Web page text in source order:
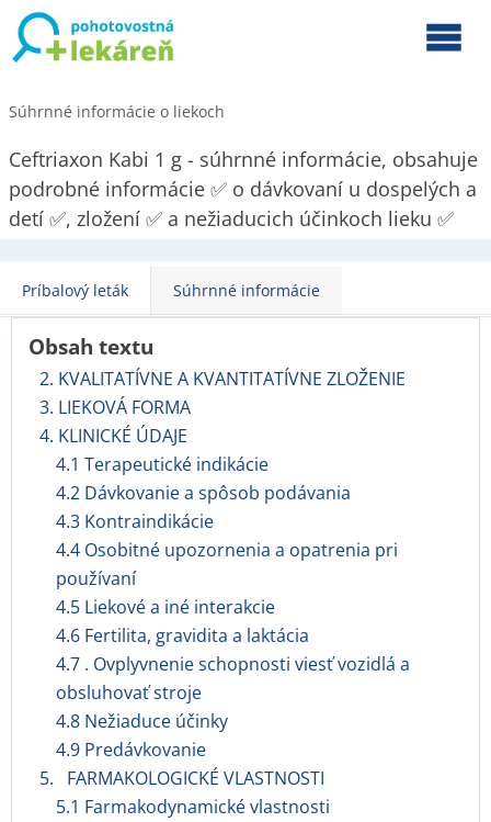
Súhrnné informácie o liekoch
Ceftriaxon Kabi 1 g - súhrnné informácie, obsahuje
podrobné informácie ✅ o dávkovaní u dospelých a
detí ✅, zložení ✅ a nežiaducich účinkoch lieku ✅
Príbalový leták Súhrnné informácie
Obsah textu
2. KVALITATÍVNE A KVANTITATÍVNE ZLOŽENIE
3. LIEKOVÁ FORMA
4. KLINICKÉ ÚDAJE
4.1 Terapeutické indikácie
4.2 Dávkovanie a spôsob podávania
4.3 Kontraindikácie
4.4 Osobitné upozornenia a opatrenia pri
používaní
4.5 Liekové a iné interakcie
4.6 Fertilita, gravidita a laktácia
4.7 . Ovplyvnenie schopnosti viesť vozidlá a
obsluhovať stroje
4.8 Nežiaduce účinky
4.9 Predávkovanie
5. FARMAKOLOGICKÉ VLASTNOSTI
5.1 Farmakodynamické vlastnosti